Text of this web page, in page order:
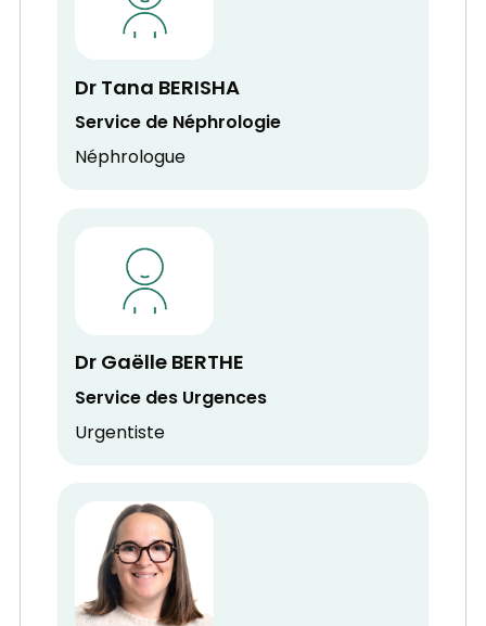
Dr Tana BERISHA
Service de Néphrologie
Néphrologue
Dr Gaëlle BERTHE
Service des Urgences
Urgentiste